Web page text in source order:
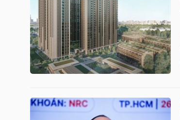
MÔ
NGÀNH